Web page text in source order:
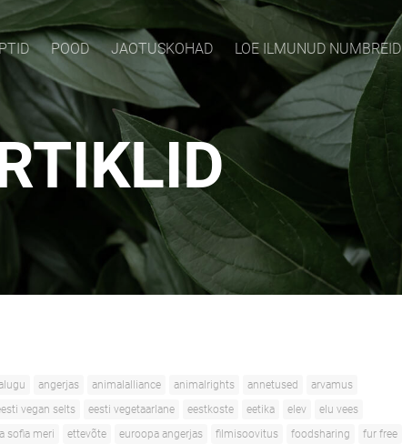
POOD JAOTUSKOHAD LOE ILMUNUD NUMBREID
angerjas animalalliance animalrights annetused
arvamus
vegan selts eesti vegetaarlane eestkoste eetika elev
elu vees
sofia meri ettevõte euroopa angerjas filmisoovitus foodsharing
fur free